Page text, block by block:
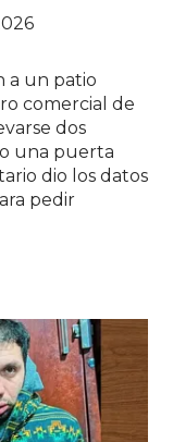
a un patio
comercial de
dos
una puerta
dio los datos
pedir